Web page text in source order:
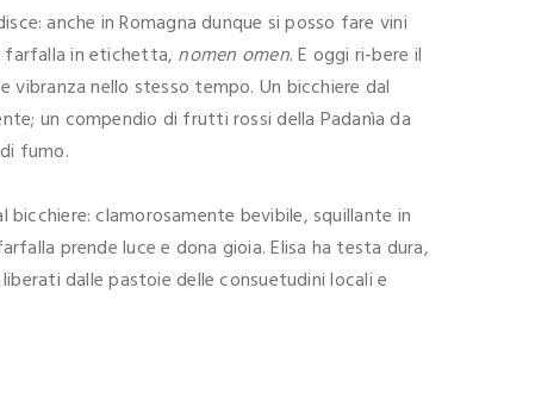
anche in Romagna dunque si posso fare vini
in etichetta, nomen omen. E oggi ri-bere il
vibranza nello stesso tempo. Un bicchiere dal
un compendio di frutti rossi della Padanìa da
fumo.
clamorosamente bevibile, squillante in
prende luce e dona gioia. Elisa ha testa dura,
dalle pastoie delle consuetudini locali e